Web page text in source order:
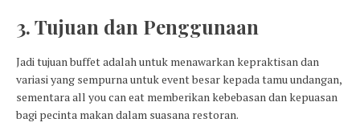
3. Tujuan dan Penggunaan
Jadi tujuan buffet adalah untuk menawarkan kepraktisan dan
variasi yang sempurna untuk event besar kepada tamu undangan,
sementara all you can eat memberikan kebebasan dan kepuasan
bagi pecinta makan dalam suasana restoran.